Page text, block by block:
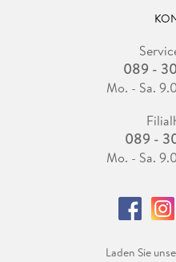
089 -
Mo. - Sa.
089 -
Mo. - Sa.
Laden Sie